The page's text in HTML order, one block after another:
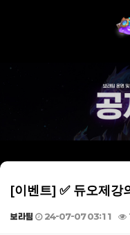
[이벤트] ✅ 듀오제강
보라팀 24-07-07 03:11